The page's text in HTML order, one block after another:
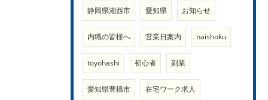
静岡県湖西市 愛知県 お知らせ
内職の皆様へ 営業日案内 naishoku
toyohashi 初心者 副業
愛知県豊橋市 在宅ワーク求人